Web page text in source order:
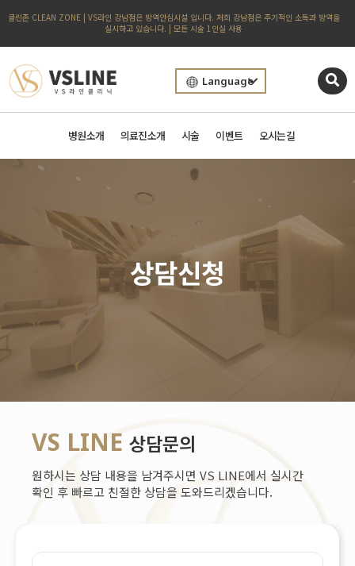
클린존 CLEAN ZONE | VS라인 강남점은 방역안심시설 입니다. 저희 강남점은 주기적인 소독과 방역을
실시하고 있습니다. | 모든 시술 1인실 사용
Language
병원소개 의료진소개 시술 이벤트 오시는길
상담신청
VS LINE 상담문의
원하시는 상담 내용을 남겨주시면 VS LINE에서 실시간
확인 후 빠르고 친절한 상담을 도와드리겠습니다.